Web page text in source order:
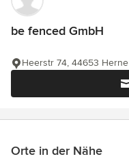
be fenced GmbH
Heerstr 74, 44653 Herne
Orte in der Nähe